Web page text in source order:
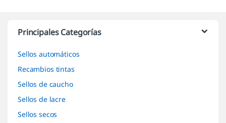
Principales Categorías
Sellos automáticos
Recambios tintas
Sellos de caucho
Sellos de lacre
Sellos secos